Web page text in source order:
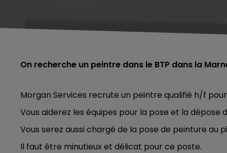
On recherche un peintre dans le BTP dans la
Morgan Services recrute un peintre qualifié h/f
Vous aiderez les équipes pour la pose et la dépose
Vous serez aussi chargé de la pose de peinture au
Il faut être minutieux et délicat pour ce poste.